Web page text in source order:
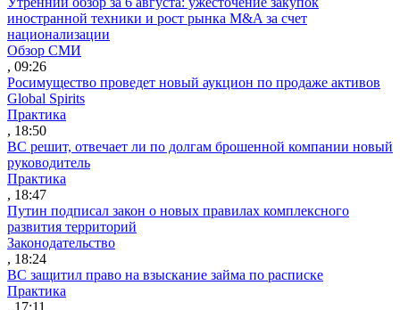
иностранной техники и рост рынка M&A за счет
национализации
Обзор СМИ
, 09:26
Росимущество проведет новый аукцион по продаже активов
Global Spirits
Практика
, 18:50
ВС решит, отвечает ли по долгам брошенной компании новый
руководитель
Практика
, 18:47
Путин подписал закон о новых правилах комплексного
развития территорий
Законодательство
, 18:24
ВС защитил право на взыскание займа по расписке
Практика
, 17:11